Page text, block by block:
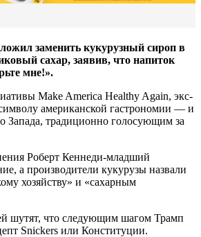
заменить кукурузный сироп в
сахар, заявив, что напиток
мне!».
Make America Healthy Again, экс-
американской гастрономии — и
Запада, традиционно голосующим за
Роберт Кеннеди-младший
а производители кукурузы назвали
хозяйству» и «сахарным
шутят, что следующим шагом Трамп
Snickers или Конституции.